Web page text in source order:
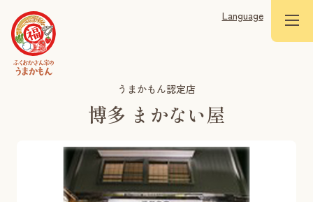
Language
うまかもん認定店
博多 まかない屋